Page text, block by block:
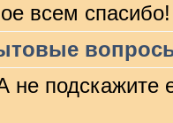
всем спасибо!
не